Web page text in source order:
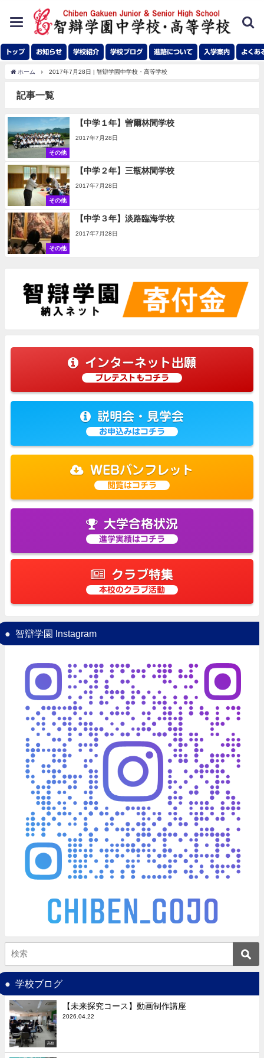
toggle
navigation
トップ お知らせ 学校紹介 学校ブログ 進路について 入学案内 よくあ
ホーム 2017年7月28日 | 智辯学園中学校・高等学校
記事一覧
その他
【中学１年】曽爾林間学校
2017年7月28日
その他
【中学２年】三瓶林間学校
2017年7月28日
その他
【中学３年】淡路臨海学校
2017年7月28日
インターネット出願
プレテストもコチラ
説明会・見学会
お申込みはコチラ
WEBパンフレット
閲覧はコチラ
大学合格状況
進学実績はコチラ
クラブ特集
本校のクラブ活動
智辯学園 Instagram
学校ブログ
高校
【未来探究コース】動画制作講座
2026.04.22